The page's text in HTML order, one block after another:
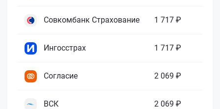
Совкомбанк Страхование 1 717 ₽
Ингосстрах 1 717 ₽
Согласие 2 069 ₽
ВСК 2 069 ₽